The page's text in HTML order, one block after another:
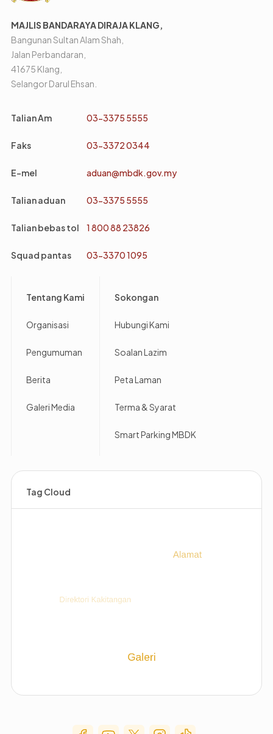
MAJLIS BANDARAYA DIRAJA KLANG,
Bangunan Sultan Alam Shah,
Jalan Perbandaran,
41675 Klang,
Selangor Darul Ehsan.
Talian Am 03-3375 5555
Faks 03-3372 0344
E-mel aduan@mbdk.gov.my
Talian aduan 03-3375 5555
Talian bebas tol 1 800 88 23826
Squad pantas 03-3370 1095
Tentang Kami
Organisasi
Pengumuman
Berita
Galeri Media
Sokongan
Hubungi Kami
Soalan Lazim
Peta Laman
Terma & Syarat
Smart Parking MBDK
Tag Cloud